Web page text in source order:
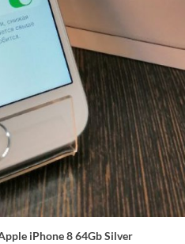
iPhone 8 64Gb Silver